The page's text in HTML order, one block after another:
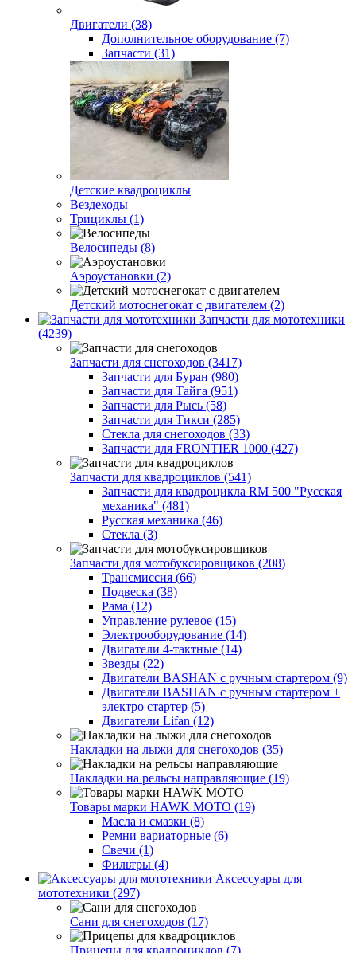
Двигатели (38)
Дополнительное оборудование (7)
Запчасти (31)
Детские квадроциклы
Вездеходы
Трициклы (1)
Велосипеды (8)
Аэроустановки (2)
Детский мотоснегокат с двигателем (2)
Запчасти для мототехники
(4239)
Запчасти для снегоходов (3417)
Запчасти для Буран (980)
Запчасти для Тайга (951)
Запчасти для Рысь (58)
Запчасти для Тикси (285)
Стекла для снегоходов (33)
Запчасти для FRONTIER 1000 (427)
Запчасти для квадроциклов (541)
Запчасти для квадроцикла RM 500 "Русская
механика" (481)
Русская механика (46)
Стекла (3)
Запчасти для мотобуксировщиков (208)
Трансмиссия (66)
Подвеска (38)
Рама (12)
Управление рулевое (15)
Электрооборудование (14)
Двигатели 4-тактные (14)
Звезды (22)
Двигатели BASHAN с ручным стартером (9)
Двигатели BASHAN с ручным стартером +
электро стартер (5)
Двигатели Lifan (12)
Накладки на лыжи для снегоходов (35)
Накладки на рельсы направляющие (19)
Товары марки HAWK MOTO (19)
Масла и смазки (8)
Ремни вариаторные (6)
Свечи (1)
Фильтры (4)
Аксессуары для
мототехники (297)
Сани для снегоходов (17)
Прицепы для квадроциклов (7)